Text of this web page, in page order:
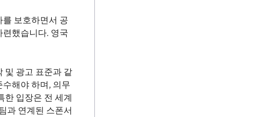
보호하면서 공
했습니다. 영국
및 광고 표준과 같
해야 하며, 의무
한 입장은 전 세계
과 연계된 스폰서